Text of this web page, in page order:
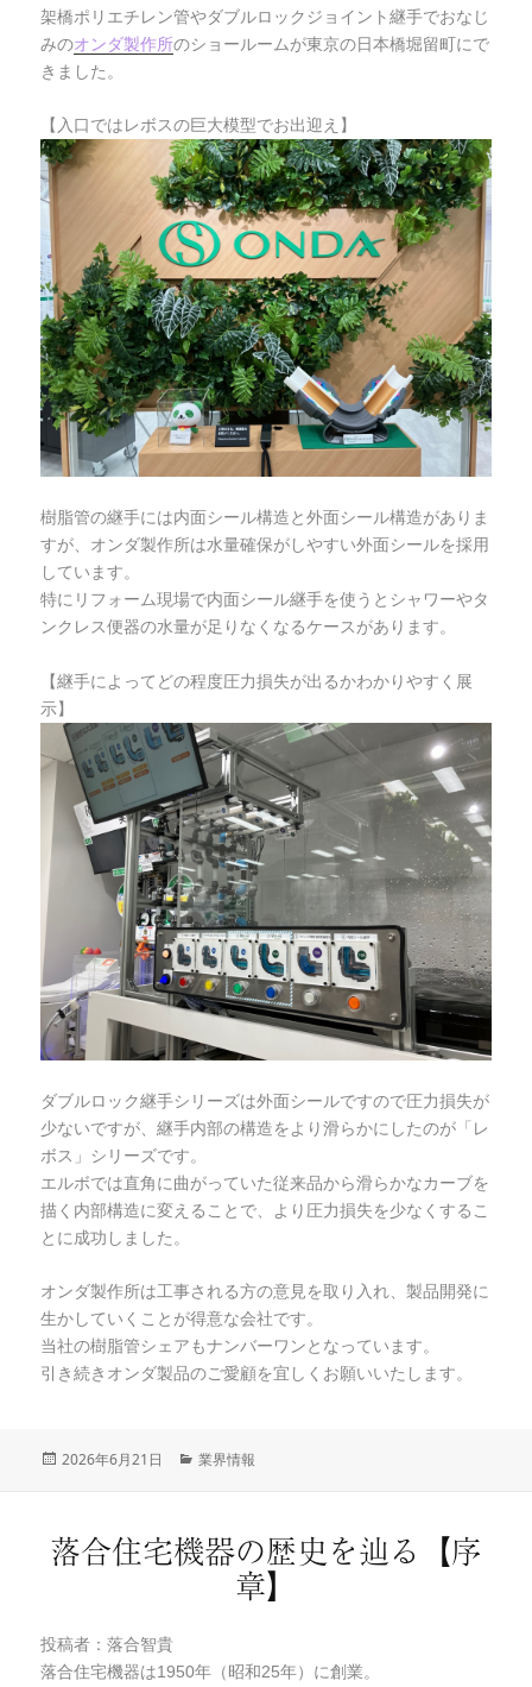
架橋ポリエチレン管やダブルロックジョイント継手でおなじ
みのオンダ製作所のショールームが東京の日本橋堀留町にで
きました。
【入口ではレボスの巨大模型でお出迎え】
樹脂管の継手には内面シール構造と外面シール構造がありま
すが、オンダ製作所は水量確保がしやすい外面シールを採用
しています。
特にリフォーム現場で内面シール継手を使うとシャワーやタ
ンクレス便器の水量が足りなくなるケースがあります。
【継手によってどの程度圧力損失が出るかわかりやすく展
示】
ダブルロック継手シリーズは外面シールですので圧力損失が
少ないですが、継手内部の構造をより滑らかにしたのが「レ
ボス」シリーズです。
エルボでは直角に曲がっていた従来品から滑らかなカーブを
描く内部構造に変えることで、より圧力損失を少なくするこ
とに成功しました。
オンダ製作所は工事される方の意見を取り入れ、製品開発に
生かしていくことが得意な会社です。
当社の樹脂管シェアもナンバーワンとなっています。
引き続きオンダ製品のご愛顧を宜しくお願いいたします。
投
2026年6月21日
カ
ー
業界情報
落合住宅機器の歴史を辿る【序
章】
投稿者：落合智貴
落合住宅機器は1950年（昭和25年）に創業。